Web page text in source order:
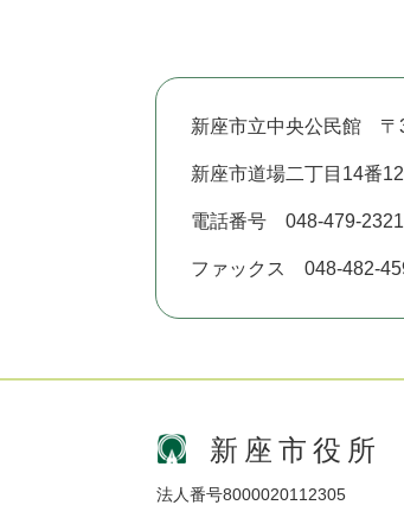
新座市立中央公民館 〒
新座市道場二丁目14番
電話番号 048-479-2321
ファックス 048-482-
新座市役所
法人番号8000020112305